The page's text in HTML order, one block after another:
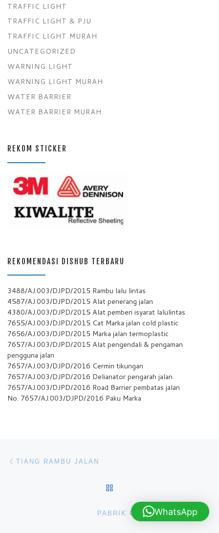
TRAFFIC LIGHT
TRAFFIC LIGHT & PJU
TRAFFIC LIGHT MURAH
UNCATEGORIZED
WARNING LIGHT
WARNING LIGHT MURAH
WATER BARRIER
WATER BARRIER MURAH
REKOM STICKER
REKOMENDASI DISHUB TERBARU
3488/AJ.003/DJPD/2015 Rambu lalu lintas
4587/AJ.003/DJPD/2015 Alat penerang jalan
4380/AJ.003/DJPD/2015 Alat pemberi isyarat lalulintas
7655/AJ.003/DJPD/2015 Cat Marka jalan cold plastic
7656/AJ.003/DJPD/2015 Marka jalan termoplastic
7657/AJ.003/DJPD/2015 Alat pengendali & pengaman
pengguna jalan
7657/AJ.003/DJPD/2016 Cermin tikungan
7657/AJ.003/DJPD/2016 Delianator pengarah jalan
7657/AJ.003/DJPD/2016 Road Barrier pembatas jalan
No. 7657/AJ.003/DJPD/2016 Paku Marka
Navigasi pos
TIANG RAMBU JALAN
PABRIK CAT MARKA JALAN
WhatsApp